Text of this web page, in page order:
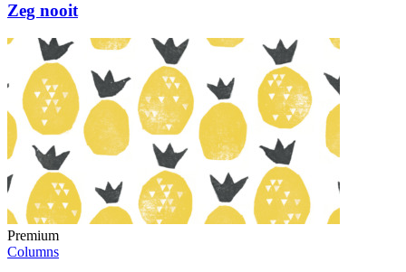
Zeg nooit
Premium
Columns